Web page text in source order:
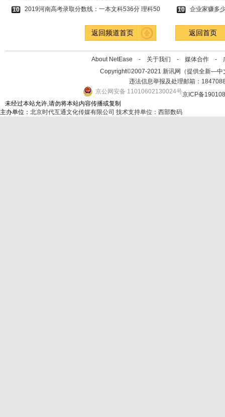
10
2019河南高考录取分数线：一本文科536分 理科502
10
企业家赚多
返回频道首页 返回首页
About NetEase - 关于我们 - 媒体合作 -
Copyright©2007-2021 新讯网（提供全新—中
违法信息举报及处理邮箱：
京公网安备 11010602130024号京ICP备
未经过本站允许,请勿将本站内容传播或复制
主办单位： 北京时代互通文化传媒有限公司 技术支持单位：西部数码